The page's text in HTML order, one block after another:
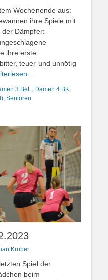
Wochenende aus:
ihre Spiele mit
Dämpfer:
ihre erste
teuer und unnötig
3 BeL Damen 4 BK
Senioren
Kruber
Spiel der
beim